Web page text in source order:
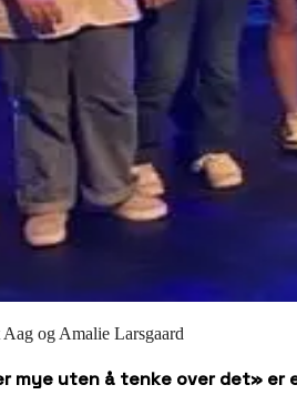
og Amalie Larsgaard
mye uten å tenke over det» er